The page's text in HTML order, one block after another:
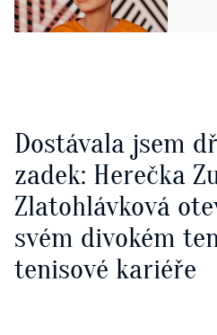
Dostávala jsem
zadek: Herečka
Zlatohlávková
svém divokém
tenisové kariéře